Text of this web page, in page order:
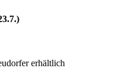
erhältlich